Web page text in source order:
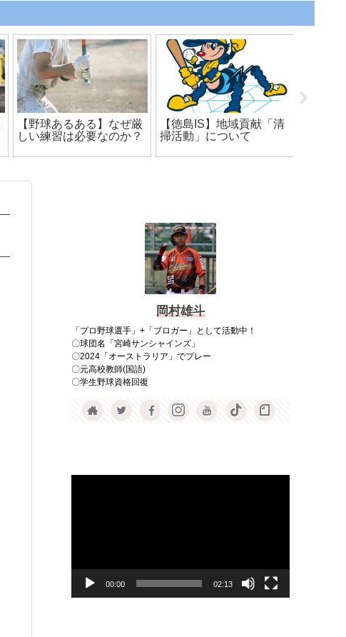
【野球あるある】なぜ厳
しい練習は必要なのか？
【徳島IS】地域貢献「清
掃活動」について
岡村雄斗
「プロ野球選手」+「ブロガー」として活動中！
〇球団名「宮崎サンシャインズ」
〇2024「オーストラリア」でプレー
〇元高校教師(国語)
〇学生野球資格回復
ー
00:00 02:13